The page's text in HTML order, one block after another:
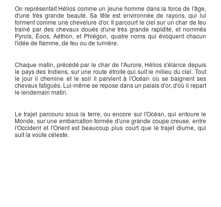
On représentait Hélios comme un jeune homme dans la force de l'âge,
d'une très grande beauté. Sa tête est environnée de rayons, qui lui
forment comme une chevelure d'or. Il parcourt le ciel sur un char de feu
trainé par des chevaux doués d'une très grande rapidité, et nommés
Pyroïs, Éoos, Aéthon, et Phlégon, quatre noms qui évoquent chacun
l'idée de flamme, de feu ou de lumière.
Chaque matin, précédé par le char de l'Aurore, Hélios s'élance depuis
le pays des Indiens, sur une route étroite qui suit le milieu du ciel. Tout
le jour il chemine et le soir il parvient à l'Océan où se baignent ses
chevaux fatigués. Lui-même se repose dans un palais d'or, d'où il repart
le lendemain matin.
Le trajet parcouru sous la terre, ou encore sur l'Océan, qui entoure le
Monde, sur une embarcation formée d'une grande coupe creuse, entre
l'Occident et l'Orient est beaucoup plus court que le trajet diurne, qui
suit la voûte céleste.